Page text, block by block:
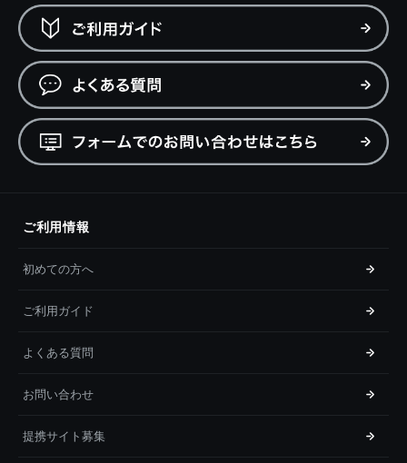
ご利用情報
初めての方へ
ご利用ガイド
よくある質問
お問い合わせ
提携サイト募集